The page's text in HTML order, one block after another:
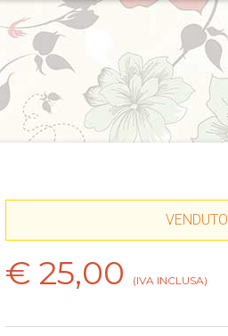
VENDUTO
€ 25,00 (IVA INCLUSA)